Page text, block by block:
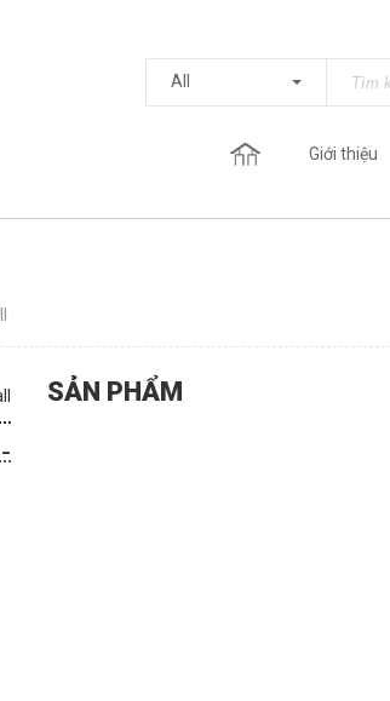
All
Giới thiệu
SẢN PHẨM